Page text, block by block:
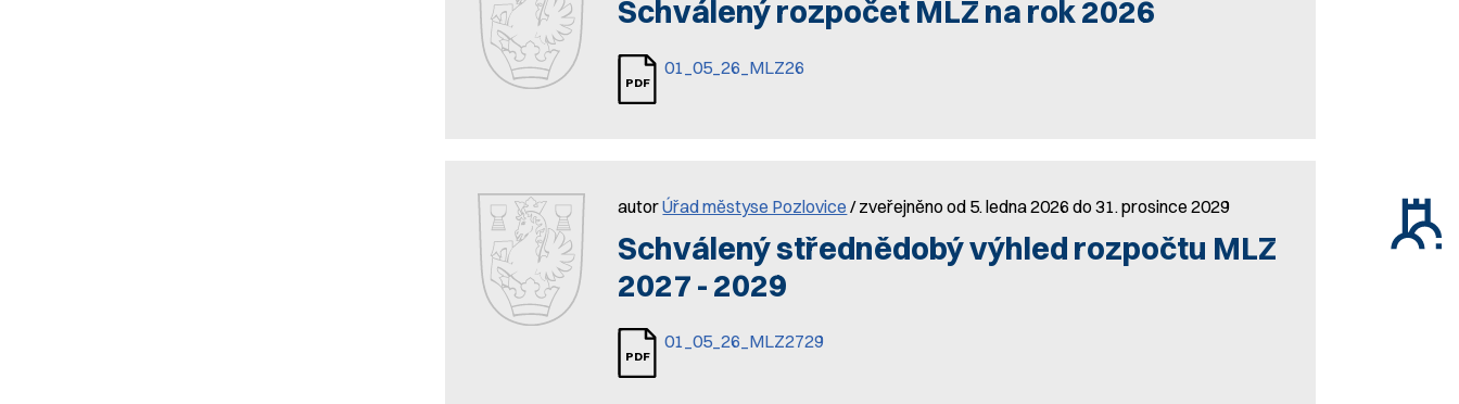
Schválený rozpočet MLZ na rok 2026
01_05_26_MLZ26
autorÚřad městyse Pozlovice / zveřejněno od 5. ledna 2026 do 31. prosince 2029
Schválený střednědobý výhled rozpočtu MLZ
2027 - 2029
01_05_26_MLZ2729